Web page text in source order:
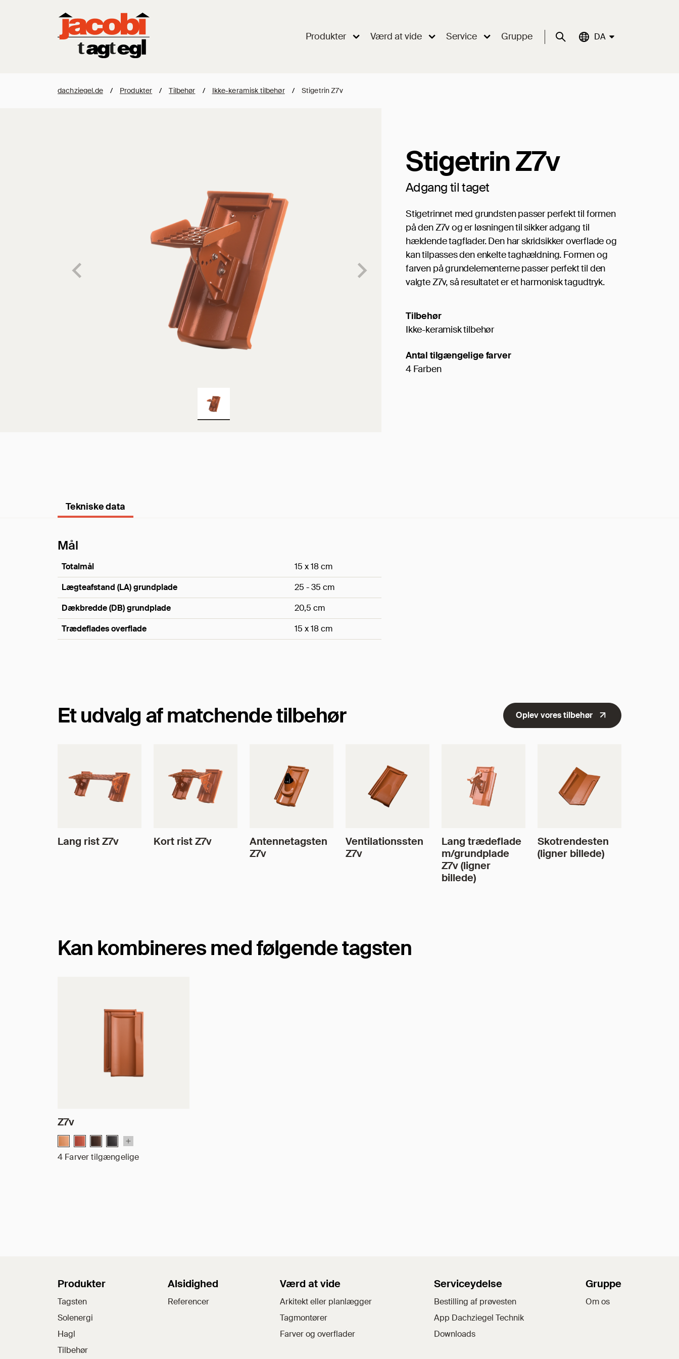
Produkter Værd at vide Service Gruppe Suche Aktuelle Sprache:
DA
dachziegel.de / Produkter / Tilbehør / Ikke-keramisk tilbehør / Stigetrin Z7v
Stigetrin Z7v
Adgang til taget
Stigetrinnet med grundsten passer perfekt til formen
på den Z7v og er løsningen til sikker adgang til
hældende tagflader. Den har skridsikker overflade og
kan tilpasses den enkelte taghældning. Formen og
farven på grundelementerne passer perfekt til den
valgte Z7v, så resultatet er et harmonisk tagudtryk.
Tilbehør
Ikke-keramisk tilbehør
Antal tilgængelige farver
4 Farben
Tekniske data
Mål
Totalmål
15 x 18 cm
Lægteafstand (LA) grundplade
25 - 35 cm
Dækbredde (DB) grundplade
20,5 cm
Trædeflades overflade
15 x 18 cm
Et udvalg af matchende tilbehør Oplev vores tilbehør
Lang rist Z7v Kort rist Z7v
Antennetagsten
Z7v
Ventilationssten
Z7v
Lang trædeflade
m/grundplade
Z7v (ligner
billede)
Skotrendesten
(ligner billede)
Kan kombineres med følgende tagsten
Z7v
4 Farver tilgængelige
Sitemap
Produkter
Tagsten
Solenergi
Hagl
Tilbehør
Alsidighed
Referencer
Værd at vide
Arkitekt eller planlægger
Tagmontører
Farver og overflader
Serviceydelse
Bestilling af prøvesten
App Dachziegel Technik
Downloads
Gruppe
Om os